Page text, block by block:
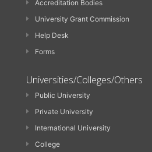
Accreditation Bodies
University Grant Commission
Help Desk
Forms
Universities/Colleges/Others
Public University
Private University
International University
College